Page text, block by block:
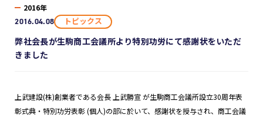
2016年
2016.04.08 トピックス
弊社会長が生駒商工会議所より特別功労にて感謝状をいただ
きました
上武建設(株)創業者である会長 上武勝宣 が生駒商工会議所設立30周年表
彰式典・特別功労表彰 (個人)の部に於いて、感謝状を授与され、商工会議